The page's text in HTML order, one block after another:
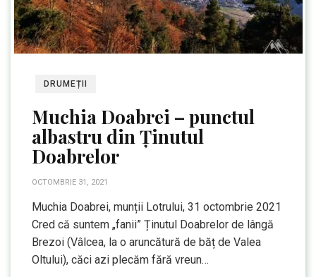
DRUMEȚII
Muchia Doabrei – punctul
albastru din Ținutul
Doabrelor
OCTOMBRIE 31, 2021
Muchia Doabrei, munții Lotrului, 31 octombrie 2021
Cred că suntem „fanii” Ținutul Doabrelor de lângă
Brezoi (Vâlcea, la o aruncătură de băț de Valea
Oltului), căci azi plecăm fără vreun…